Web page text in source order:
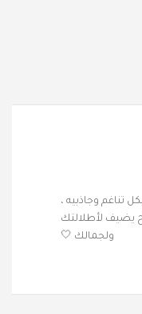
تناغم وجاذبيه ،
يضيف لأطلالتك
ولجمالك 🤍